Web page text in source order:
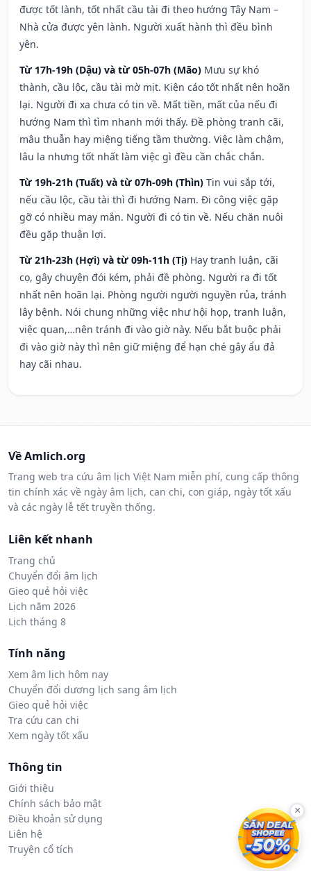
được tốt lành, tốt nhất cầu tài đi theo hướng Tây Nam –
Nhà cửa được yên lành. Người xuất hành thì đều bình
yên.
Từ 17h-19h (Dậu) và từ 05h-07h (Mão) Mưu sự khó
thành, cầu lộc, cầu tài mờ mịt. Kiện cáo tốt nhất nên hoãn
lại. Người đi xa chưa có tin về. Mất tiền, mất của nếu đi
hướng Nam thì tìm nhanh mới thấy. Đề phòng tranh cãi,
mâu thuẫn hay miệng tiếng tầm thường. Việc làm chậm,
lâu la nhưng tốt nhất làm việc gì đều cần chắc chắn.
Từ 19h-21h (Tuất) và từ 07h-09h (Thìn) Tin vui sắp tới,
nếu cầu lộc, cầu tài thì đi hướng Nam. Đi công việc gặp
gỡ có nhiều may mắn. Người đi có tin về. Nếu chăn nuôi
đều gặp thuận lợi.
Từ 21h-23h (Hợi) và từ 09h-11h (Tị) Hay tranh luận, cãi
cọ, gây chuyện đói kém, phải đề phòng. Người ra đi tốt
nhất nên hoãn lại. Phòng người người nguyền rủa, tránh
lây bệnh. Nói chung những việc như hội họp, tranh luận,
việc quan,…nên tránh đi vào giờ này. Nếu bắt buộc phải
đi vào giờ này thì nên giữ miệng để hạn ché gây ẩu đả
hay cãi nhau.
Về Amlich.org
Trang web tra cứu âm lịch Việt Nam miễn phí, cung cấp thông
tin chính xác về ngày âm lịch, can chi, con giáp, ngày tốt xấu
và các ngày lễ tết truyền thống.
Liên kết nhanh
Trang chủ
Chuyển đổi âm lịch
Gieo quẻ hỏi việc
Lịch năm 2026
Lịch tháng 8
Tính năng
Xem âm lịch hôm nay
Chuyển đổi dương lịch sang âm lịch
Gieo quẻ hỏi việc
Tra cứu can chi
Xem ngày tốt xấu
Thông tin
Giới thiệu
Chính sách bảo mật
Điều khoản sử dụng
Liên hệ
Truyện cổ tích
×